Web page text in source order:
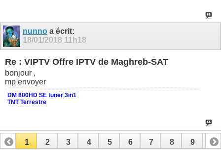
nunno a écrit:
18/01/2018 11h18
Re : VIPTV Offre IPTV de Maghreb-SAT
bonjour ,
mp envoyer
DM 800HD SE tuner 3in1
TNT Terrestre
1 2 3 4 5 6 7 8 9 10